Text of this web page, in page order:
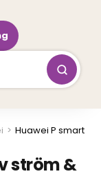
> Huawei P smart
ström &